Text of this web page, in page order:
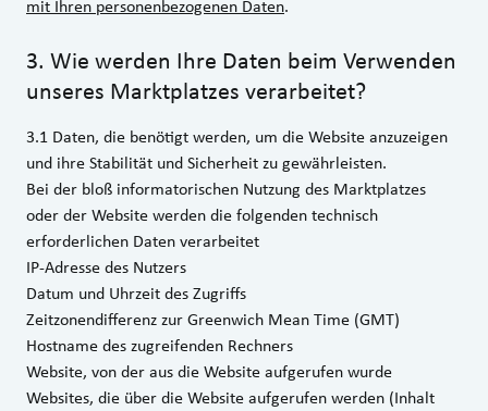
mit Ihren personenbezogenen Daten.
3. Wie werden Ihre Daten beim Verwenden
unseres Marktplatzes verarbeitet?
3.1 Daten, die benötigt werden, um die Website anzuzeigen
und ihre Stabilität und Sicherheit zu gewährleisten.
Bei der bloß informatorischen Nutzung des Marktplatzes
oder der Website werden die folgenden technisch
erforderlichen Daten verarbeitet
IP-Adresse des Nutzers
Datum und Uhrzeit des Zugriffs
Zeitzonendifferenz zur Greenwich Mean Time (GMT)
Hostname des zugreifenden Rechners
Website, von der aus die Website aufgerufen wurde
Websites, die über die Website aufgerufen werden (Inhalt